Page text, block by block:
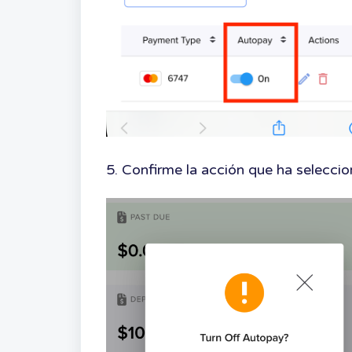
5. Confirme la acción que ha